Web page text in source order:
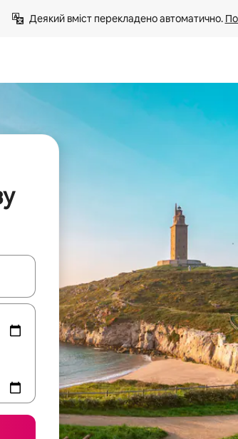
Деякий вміст перекладено автоматично.
для навігації сторінкою клавіші зі стрілками